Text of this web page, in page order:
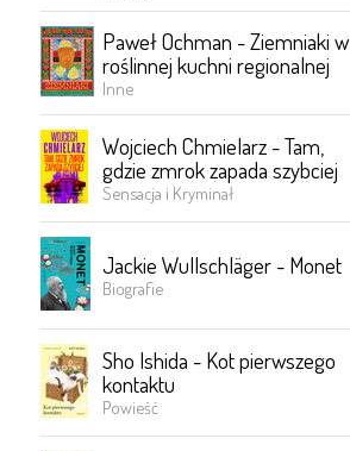
Paweł Ochman - Ziemniaki w
roślinnej kuchni regionalnej
Inne
Wojciech Chmielarz - Tam,
gdzie zmrok zapada szybciej
Sensacja i Kryminał
Jackie Wullschläger - Monet
Biografie
Sho Ishida - Kot pierwszego
kontaktu
Powieść